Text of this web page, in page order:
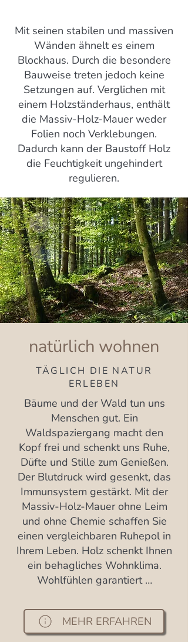
Mit seinen stabilen und massiven
Wänden ähnelt es einem
Blockhaus. Durch die besondere
Bauweise treten jedoch keine
Setzungen auf. Verglichen mit
einem Holzständerhaus, enthält
die Massiv-Holz-Mauer weder
Folien noch Verklebungen.
Dadurch kann der Baustoff Holz
die Feuchtigkeit ungehindert
regulieren.
natürlich wohnen
TÄGLICH DIE NATUR
ERLEBEN
Bäume und der Wald tun uns
Menschen gut. Ein
Waldspaziergang macht den
Kopf frei und schenkt uns Ruhe,
Düfte und Stille zum Genießen.
Der Blutdruck wird gesenkt, das
Immunsystem gestärkt. Mit der
Massiv-Holz-Mauer ohne Leim
und ohne Chemie schaffen Sie
einen vergleichbaren Ruhepol in
Ihrem Leben. Holz schenkt Ihnen
ein behagliches Wohnklima.
Wohlfühlen garantiert …
MEHR ERFAHREN